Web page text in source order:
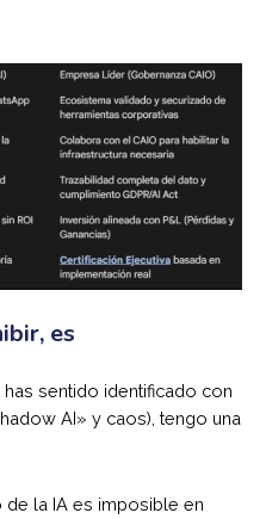
es
sentido identificado con
AI» y caos), tengo una
de la IA es imposible en